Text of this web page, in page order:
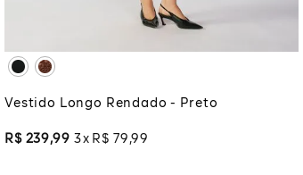
ADICIONAR À SACOLA
Vestido Longo Rendado - Preto
R$ 239,99 3 R$ 79 ,99